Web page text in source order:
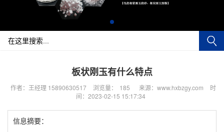
板状刚玉有什么特点
作者：王经理 15890630517 浏览量： 185 来源：www.hxbzgy.com
时
间：2023-02-15 15:17:34
信息摘要：